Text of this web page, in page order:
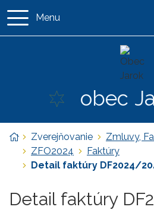
Menu
obec
Úvodná stránka
Zverejňovanie
Zmluvy,
ZFO2024
Faktúry
Detail faktúry DF2024/
Detail faktúry